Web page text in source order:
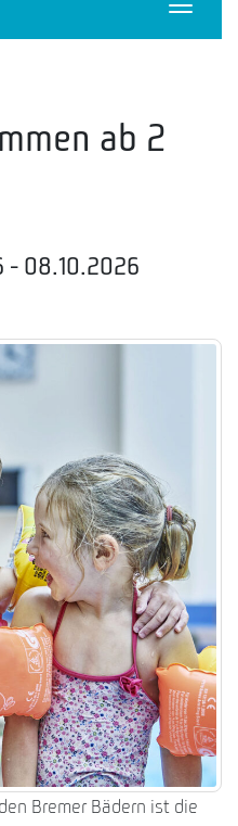
ab 2
- 08.10.2026
Bremer Bädern ist die